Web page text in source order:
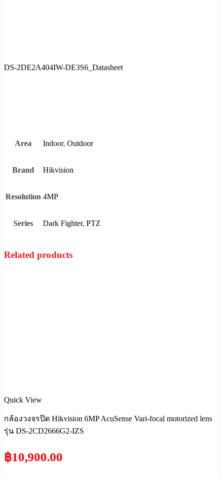
DS-2DE2A404IW-DE3S6_Datasheet
Area Indoor, Outdoor
Brand Hikvision
Resolution 4MP
Series Dark Fighter, PTZ
Related products
Quick View
กล้องวงจรปิด Hikvision 6MP AcuSense Vari-focal motorized lens
รุ่น DS-2CD2666G2-IZS
฿10,900.00